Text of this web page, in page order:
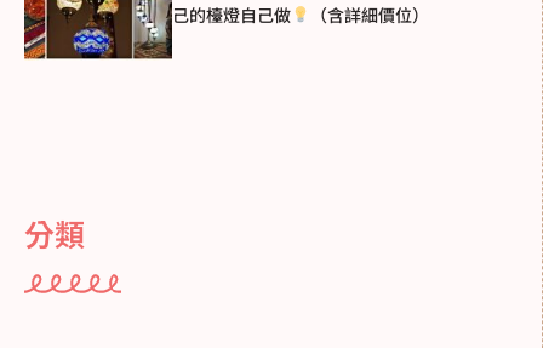
己的檯燈自己做
（含詳細價位）
分類